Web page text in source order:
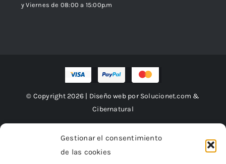
Gestionar el consentimiento
de las cookies
y Viernes de 08:00 a 15:00p.m
© Copyright 2026 | Diseño web por Solucionet.com &
Cibernatural